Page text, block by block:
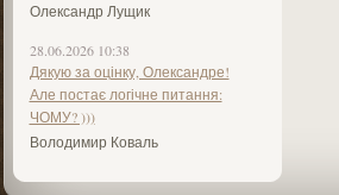
Олександр Лущик
28.06.2026 10:38
Дякую за оцінку, Олександре!
Але постає логічне питання:
ЧОМУ? )))
Володимир Коваль